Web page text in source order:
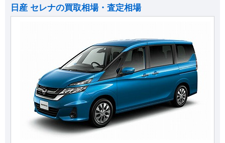
日産 セレナの買取相場・査定相場